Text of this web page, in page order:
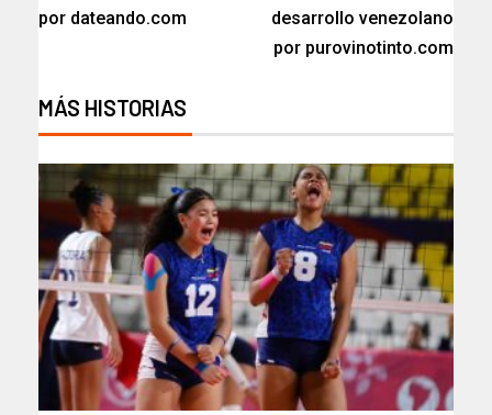
por dateando.com
desarrollo venezolano
por purovinotinto.com
MÁS HISTORIAS